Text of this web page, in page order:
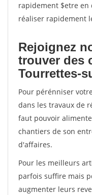
rapidement $etre en
réaliser rapidement
Rejoignez
trouver des
Tourrettes-
Pour pérénniser
dans les travaux de
faut pouvoir
chantiers de son
d'affaires.
Pour les meilleurs
parfois suffire mais
augmenter leurs